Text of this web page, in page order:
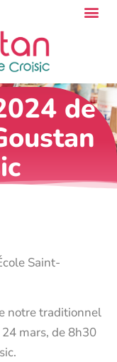
de
Saint-
notre traditionnel
mars, de 8h30